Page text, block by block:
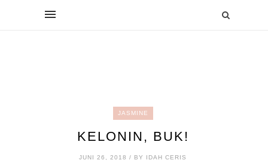
JASMINE
KELONIN, BUK!
JUNI 26, 2018 / BY IDAH CERIS